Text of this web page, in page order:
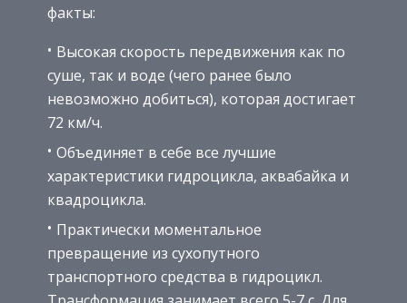
факты:
Высокая скорость передвижения как по
суше, так и воде (чего ранее было
невозможно добиться), которая достигает
72 км/ч.
Объединяет в себе все лучшие
характеристики гидроцикла, аквабайка и
квадроцикла.
Практически моментальное
превращение из сухопутного
транспортного средства в гидроцикл.